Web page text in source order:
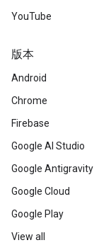
YouTube
版本
Android
Chrome
Firebase
Google AI Studio
Google Antigravity
Google Cloud
Google Play
View all